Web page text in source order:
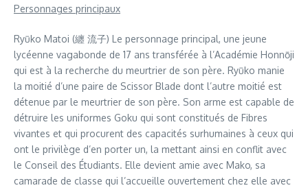
Personnages principaux
Ryūko Matoi (纏 流子) Le personnage principal, une jeune
lycéenne vagabonde de 17 ans transférée à l’Académie Honnōji
qui est à la recherche du meurtrier de son père. Ryūko manie
la moitié d’une paire de Scissor Blade dont l’autre moitié est
détenue par le meurtrier de son père. Son arme est capable de
détruire les uniformes Goku qui sont constitués de Fibres
vivantes et qui procurent des capacités surhumaines à ceux qui
ont le privilège d’en porter un, la mettant ainsi en conflit avec
le Conseil des Étudiants. Elle devient amie avec Mako, sa
camarade de classe qui l’accueille ouvertement chez elle avec